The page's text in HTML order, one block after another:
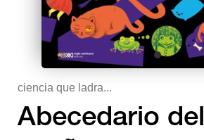
ciencia que ladra...
Abecedario del